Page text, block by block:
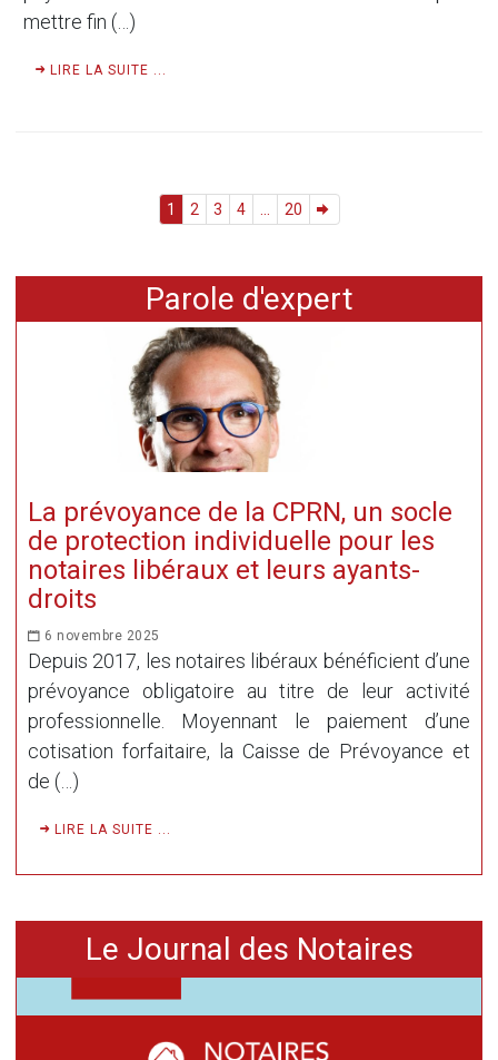
mettre fin (…)
LIRE LA SUITE ...
1 2 3 4 20
Parole d'expert
La prévoyance de la CPRN, un socle
de protection individuelle pour les
notaires libéraux et leurs ayants-
droits
6 novembre 2025
Depuis 2017, les notaires libéraux bénéficient d’une
prévoyance obligatoire au titre de leur activité
professionnelle. Moyennant le paiement d’une
cotisation forfaitaire, la Caisse de Prévoyance et
de (…)
LIRE LA SUITE ...
Le Journal des Notaires